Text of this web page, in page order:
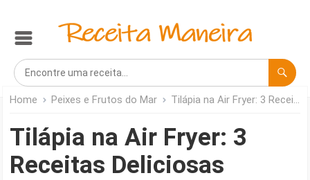
Home Peixes e Frutos do Mar Tilápia na Air Fryer: 3 Receitas Deliciosas
Tilápia na Air Fryer: 3
Receitas Deliciosas